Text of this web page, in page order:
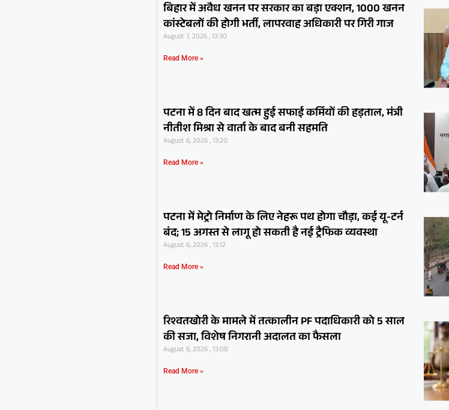
बिहार में अवैध खनन पर सरकार का बड़ा एक्शन, 1000 खनन
कांस्टेबलों की होगी भर्ती, लापरवाह अधिकारी पर गिरी गाज
August 7, 2026 , 13:30
Read More »
पटना में 8 दिन बाद खत्म हुई सफाई कर्मियों की हड़ताल, मंत्री
नीतीश मिश्रा से वार्ता के बाद बनी सहमति
August 6, 2026 , 13:20
Read More »
पटना में मेट्रो निर्माण के लिए नेहरू पथ होगा चौड़ा, कई यू-टर्न
बंद; 15 अगस्त से लागू हो सकती है नई ट्रैफिक व्यवस्था
August 6, 2026 , 13:12
Read More »
रिश्वतखोरी के मामले में तत्कालीन PF पदाधिकारी को 5 साल
की सजा, विशेष निगरानी अदालत का फैसला
August 6, 2026 , 13:08
Read More »